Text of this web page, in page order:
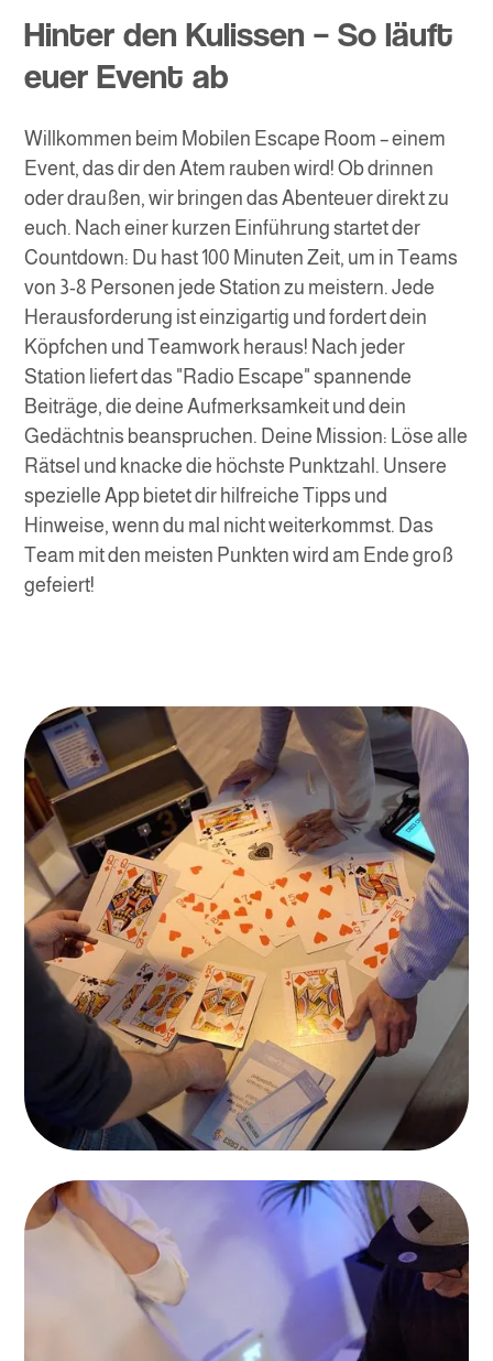
Hinter den Kulissen – So läuft
euer Event ab
Willkommen beim Mobilen Escape Room – einem
Event, das dir den Atem rauben wird! Ob drinnen
oder draußen, wir bringen das Abenteuer direkt zu
euch. Nach einer kurzen Einführung startet der
Countdown: Du hast 100 Minuten Zeit, um in Teams
von 3-8 Personen jede Station zu meistern. Jede
Herausforderung ist einzigartig und fordert dein
Köpfchen und Teamwork heraus! Nach jeder
Station liefert das "Radio Escape" spannende
Beiträge, die deine Aufmerksamkeit und dein
Gedächtnis beanspruchen. Deine Mission: Löse alle
Rätsel und knacke die höchste Punktzahl. Unsere
spezielle App bietet dir hilfreiche Tipps und
Hinweise, wenn du mal nicht weiterkommst. Das
Team mit den meisten Punkten wird am Ende groß
gefeiert!